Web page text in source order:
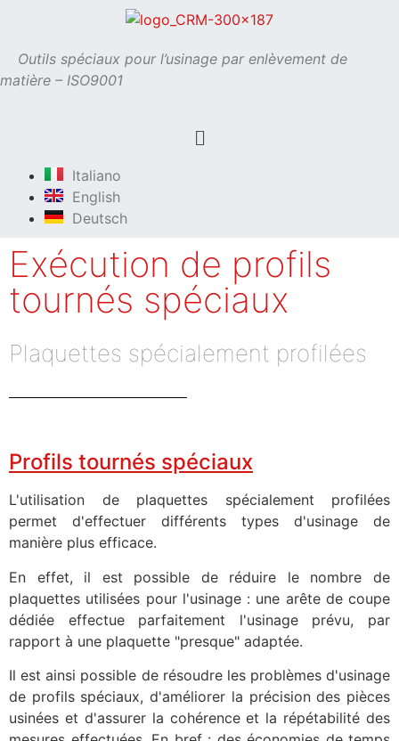
Outils spéciaux pour l’usinage par enlèvement de
matière – ISO9001
Italiano
English
Deutsch
Exécution de profils
tournés spéciaux
Plaquettes spécialement profilées
Profils tournés spéciaux
L'utilisation de plaquettes spécialement profilées
permet d'effectuer différents types d'usinage de
manière plus efficace.
En effet, il est possible de réduire le nombre de
plaquettes utilisées pour l'usinage : une arête de coupe
dédiée effectue parfaitement l'usinage prévu, par
rapport à une plaquette "presque" adaptée.
Il est ainsi possible de résoudre les problèmes d'usinage
de profils spéciaux, d'améliorer la précision des pièces
usinées et d'assurer la cohérence et la répétabilité des